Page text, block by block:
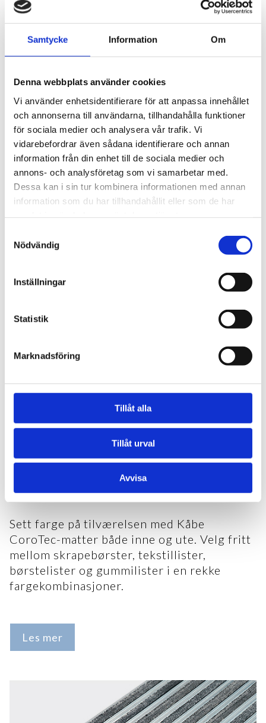
Samtycke Information Om
Denna webbplats använder cookies
Vi använder enhetsidentifierare för att anpassa innehållet
och annonserna till användarna, tillhandahålla funktioner
för sociala medier och analysera vår trafik. Vi
vidarebefordrar även sådana identifierare och annan
information från din enhet till de sociala medier och
annons- och analysföretag som vi samarbetar med.
Dessa kan i sin tur kombinera informationen med annan
information som du har tillhandahållit eller som de har
Nödvändig
Inställningar
Statistik
Marknadsföring
Tillåt alla
Tillåt urval
Avvisa
KÅBE KOMBI 12/18
Kåbe Kombi 12/18 er en lavere variant av
Kåbe Kombimatte med høyde 12 eller 18
mm, en sammenrullbar matte med innlegg
av svart, grå eller brun børstelist og som
KÅBE COROTEC
Sett farge på tilværelsen med Kåbe
CoroTec-matter både inne og ute. Velg fritt
mellom skrapebørster, tekstillister,
børstelister og gummilister i en rekke
fargekombinasjoner.
Les mer